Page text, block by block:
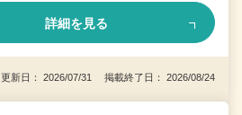
詳細を見る
更新日： 2026/07/31 掲載終了日： 2026/08/24